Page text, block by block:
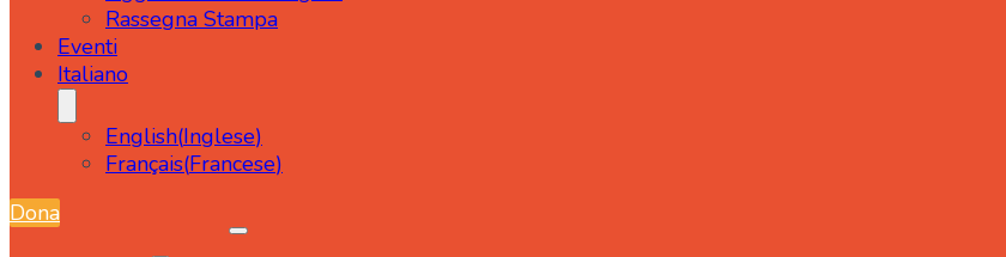
Rassegna Stampa
Eventi
Italiano
English(Inglese)
Français(Francese)
Dona